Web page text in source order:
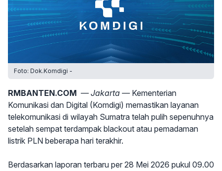
Foto: Dok.Komdigi -
RMBANTEN.COM — Jakarta —Kementerian
Komunikasi dan Digital (Komdigi) memastikan layanan
telekomunikasi di wilayah Sumatra telah pulih sepenuhnya
setelah sempat terdampak blackout atau pemadaman
listrik PLN beberapa hari terakhir.
Berdasarkan laporan terbaru per 28 Mei 2026 pukul 09.00